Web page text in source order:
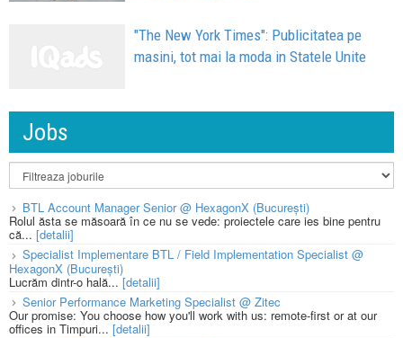
"The New York Times": Publicitatea pe
masini, tot mai la moda in Statele Unite
Jobs
BTL Account Manager Senior @ HexagonX (București)
Rolul ăsta se măsoară în ce nu se vede: proiectele care ies bine pentru
că... [detalii]
Specialist Implementare BTL / Field Implementation Specialist @
HexagonX (București)
Lucrăm dintr-o hală...[detalii]
Senior Performance Marketing Specialist @ Zitec
Our promise: You choose how you'll work with us: remote-first or at our
offices in Timpuri... [detalii]